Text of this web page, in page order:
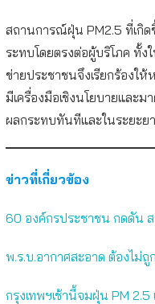
สถานการณ์ฝุ่น PM2.5 ที่เกิด
ระทบโดยตรงต่อผู้บริโภค ทั้ง
ข่ายประชาชนจึงเรียกร้องให้
มีเครื่องมือเชิงนโยบายและ
ผลกระทบทันทีและในระยะย
ข่าวที่เกี่ยวข้อง
60 องค์กรประชาชน กดดัน
พ.ร.บ.อากาศสะอาด ต้องไม่ถู
กรุงเทพฯเช้านี้จมฝุ่น PM